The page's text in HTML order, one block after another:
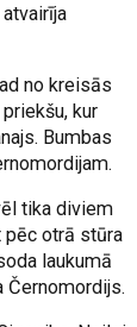
no kreisās
kur
Bumbas
tika diviem
otrā stūra
laukumā
Černomordijs.